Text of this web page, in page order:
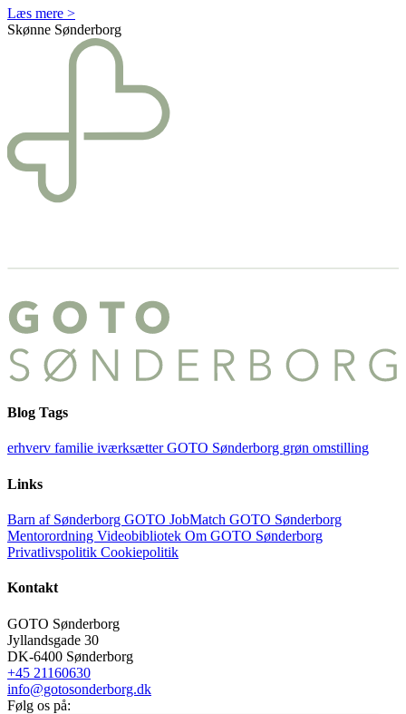
Læs mere >
Skønne Sønderborg
Blog Tags
erhverv familie iværksætterGOTO Sønderborg grøn omstilling
Links
Barn af Sønderborg GOTO JobMatch GOTO Sønderborg
Mentorordning Videobibliotek Om GOTO Sønderborg
Privatlivspolitik Cookiepolitik
Kontakt
GOTO Sønderborg
Jyllandsgade 30
DK-6400 Sønderborg
+45 21160630
info@gotosonderborg.dk
Følg os på: